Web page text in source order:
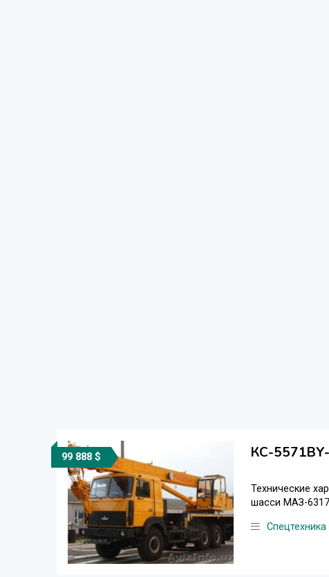
99 888 $ КС-
Технические
шасси МАЗ-
Спецтехника